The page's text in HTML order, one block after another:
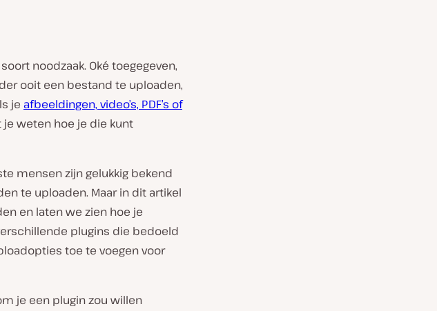
noodzaak. Oké toegegeven,
ooit een bestand te uploaden,
je afbeeldingen, video’s, PDF’s of
je weten hoe je die kunt
mensen zijn gelukkig bekend
te uploaden. Maar in dit artikel
en laten we zien hoe je
plugins die bedoeld
toe te voegen voor
je een plugin zou willen